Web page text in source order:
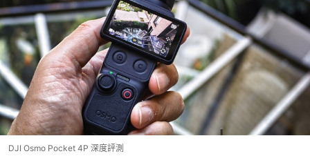
DJI Osmo Pocket 4P 深度評測